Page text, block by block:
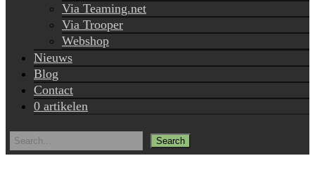
Via Teaming.net
Via Trooper
Webshop
Nieuws
Blog
Contact
0 artikelen
Search
for: